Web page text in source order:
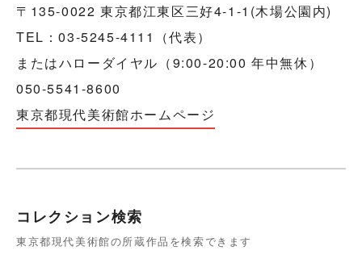
〒135-0022 東京都江東区三好4-1-1(木場公園内)
TEL：03-5245-4111（代表）
またはハローダイヤル（9:00-20:00 年中無休）
050-5541-8600
東京都現代美術館ホームページ
コレクション検索
東京都現代美術館の所蔵作品を検索できます